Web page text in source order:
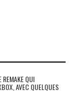
REMAKE QUI
AVEC QUELQUES